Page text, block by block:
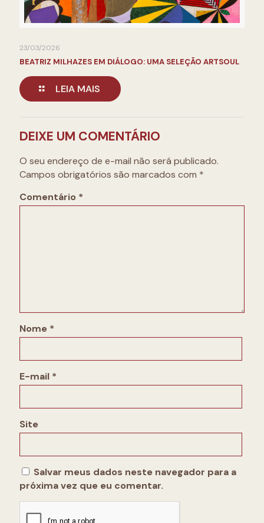
23/03/2026
BEATRIZ MILHAZES EM DIÁLOGO: UMA SELEÇÃO ARTSOUL
LEIA MAIS
DEIXE UM COMENTÁRIO
O seu endereço de e-mail não será publicado.
Campos obrigatórios são marcados com *
Comentário *
Nome *
E-mail *
Site
Salvar meus dados neste navegador para a
próxima vez que eu comentar.